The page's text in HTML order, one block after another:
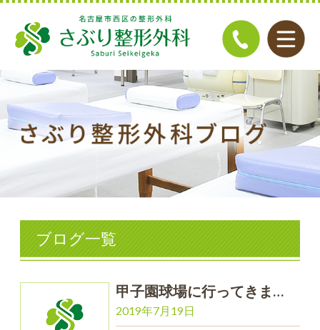
ブログ一覧
甲子園球場に行ってきま…
2019年7月19日